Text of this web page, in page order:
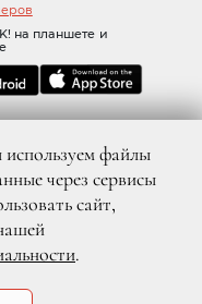
на планшете и
16+
файлы
через сервисы
сайт,
.